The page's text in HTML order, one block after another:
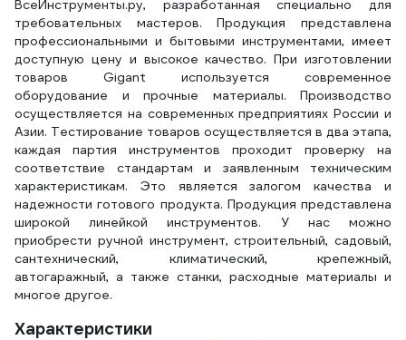
ВсеИнструменты.ру, разработанная специально для
требовательных мастеров. Продукция представлена
профессиональными и бытовыми инструментами, имеет
доступную цену и высокое качество. При изготовлении
товаров Gigant используется современное
оборудование и прочные материалы. Производство
осуществляется на современных предприятиях России и
Азии. Тестирование товаров осуществляется в два этапа,
каждая партия инструментов проходит проверку на
соответствие стандартам и заявленным техническим
характеристикам. Это является залогом качества и
надежности готового продукта. Продукция представлена
широкой линейкой инструментов. У нас можно
приобрести ручной инструмент, строительный, садовый,
сантехнический, климатический, крепежный,
автогаражный, а также станки, расходные материалы и
многое другое.
Характеристики